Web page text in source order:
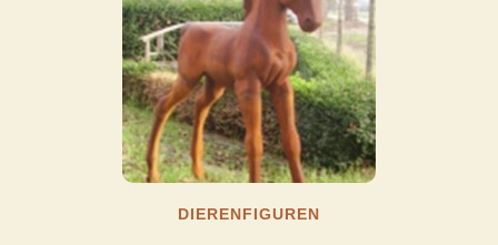
DIERENFIGUREN